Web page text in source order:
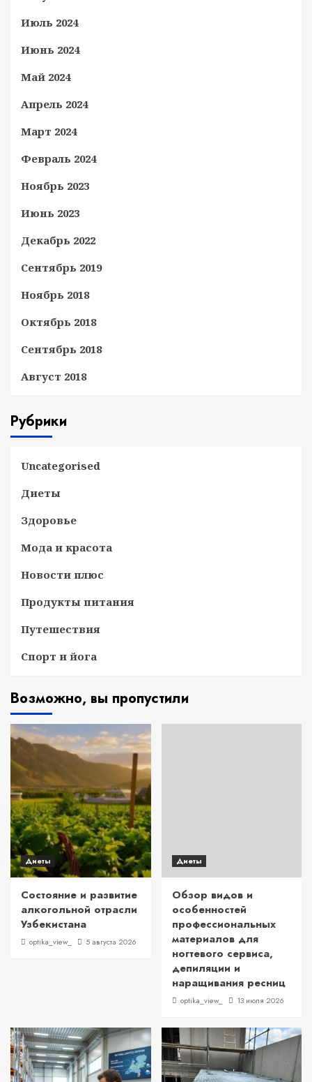
Июль 2024
Июнь 2024
Май 2024
Апрель 2024
Март 2024
Февраль 2024
Ноябрь 2023
Июнь 2023
Декабрь 2022
Сентябрь 2019
Ноябрь 2018
Октябрь 2018
Сентябрь 2018
Август 2018
Рубрики
Uncategorised
Диеты
Здоровье
Мода и красота
Новости плюс
Продукты питания
Путешествия
Спорт и йога
Возможно, вы пропустили
Диеты
Состояние и развитие
алкогольной отрасли
Узбекистана
optika_view_ 5 августа 2026
Диеты
Обзор видов и
особенностей
профессиональных
материалов для
ногтевого сервиса,
депиляции и
наращивания ресниц
optika_view_ 13 июля 2026